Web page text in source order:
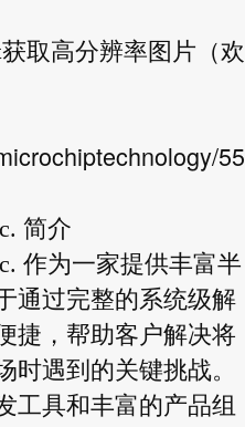
取高分辨率图片（欢
简介
作为一家提供丰富半
通过完整的系统级解
捷，帮助客户解决将
时遇到的关键挑战。
工具和丰富的产品组